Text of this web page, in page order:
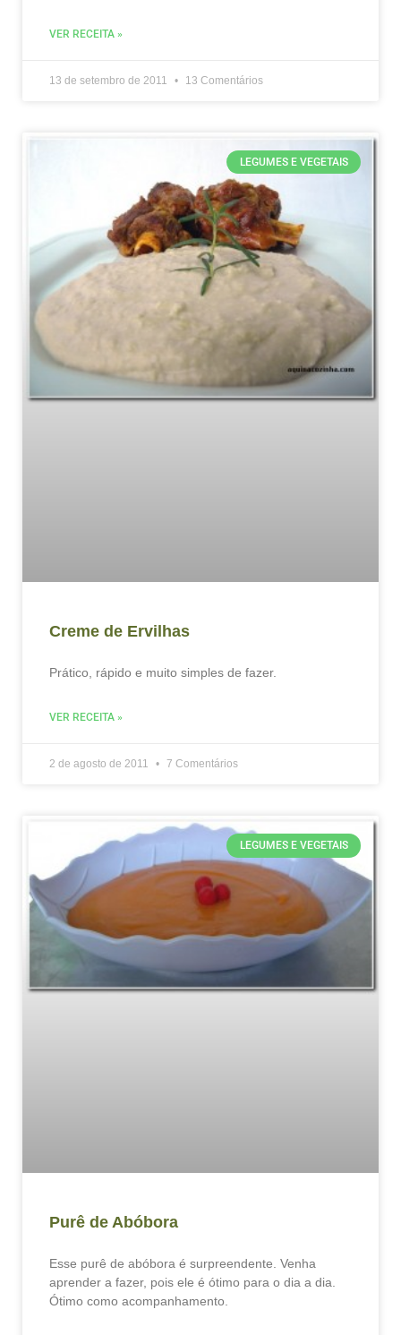
VER RECEITA »
13 de setembro de 2011 13 Comentários
LEGUMES E VEGETAIS
Creme de Ervilhas
Prático, rápido e muito simples de fazer.
VER RECEITA »
2 de agosto de 2011 7 Comentários
LEGUMES E VEGETAIS
Purê de Abóbora
Esse purê de abóbora é surpreendente. Venha
aprender a fazer, pois ele é ótimo para o dia a dia.
Ótimo como acompanhamento.